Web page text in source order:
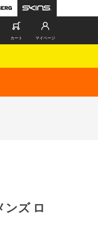
カート マイページ
ンズ ロ